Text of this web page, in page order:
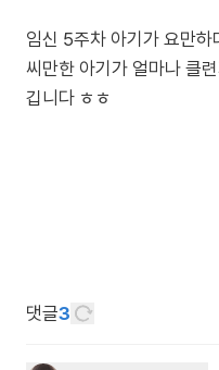
임신 5주차 아기가 요만
씨만한 아기가 얼마나 클
깁니다 ㅎㅎ
댓글3